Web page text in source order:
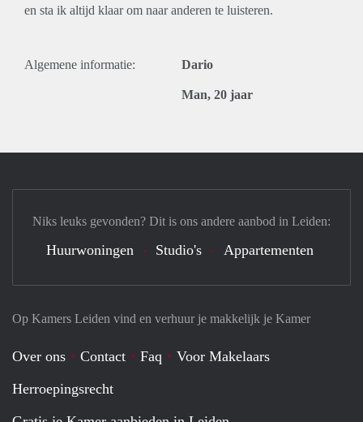
en sta ik altijd klaar om naar anderen te luisteren.
Algemene informatie: Dario
Man, 20 jaar
Op Kamers Leiden vind en verhuur je makkelijk je Kamer
Over ons Contact Faq
Voor Makelaars
Herroepingsrecht
Niks leuks gevonden? Dit is ons andere aanbod in Leiden:
Huurwoningen Studio's Appartementen